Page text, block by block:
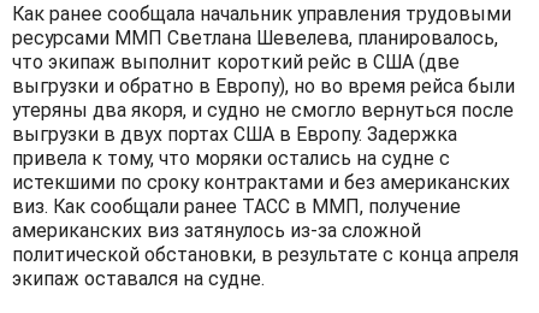
Как ранее сообщала начальник управления трудовыми
ресурсами ММП Светлана Шевелева, планировалось,
что экипаж выполнит короткий рейс в США (две
выгрузки и обратно в Европу), но во время рейса были
утеряны два якоря, и судно не смогло вернуться после
выгрузки в двух портах США в Европу. Задержка
привела к тому, что моряки остались на судне с
истекшими по сроку контрактами и без американских
виз. Как сообщали ранее ТАСС в ММП, получение
американских виз затянулось из-за сложной
политической обстановки, в результате с конца апреля
экипаж оставался на судне.